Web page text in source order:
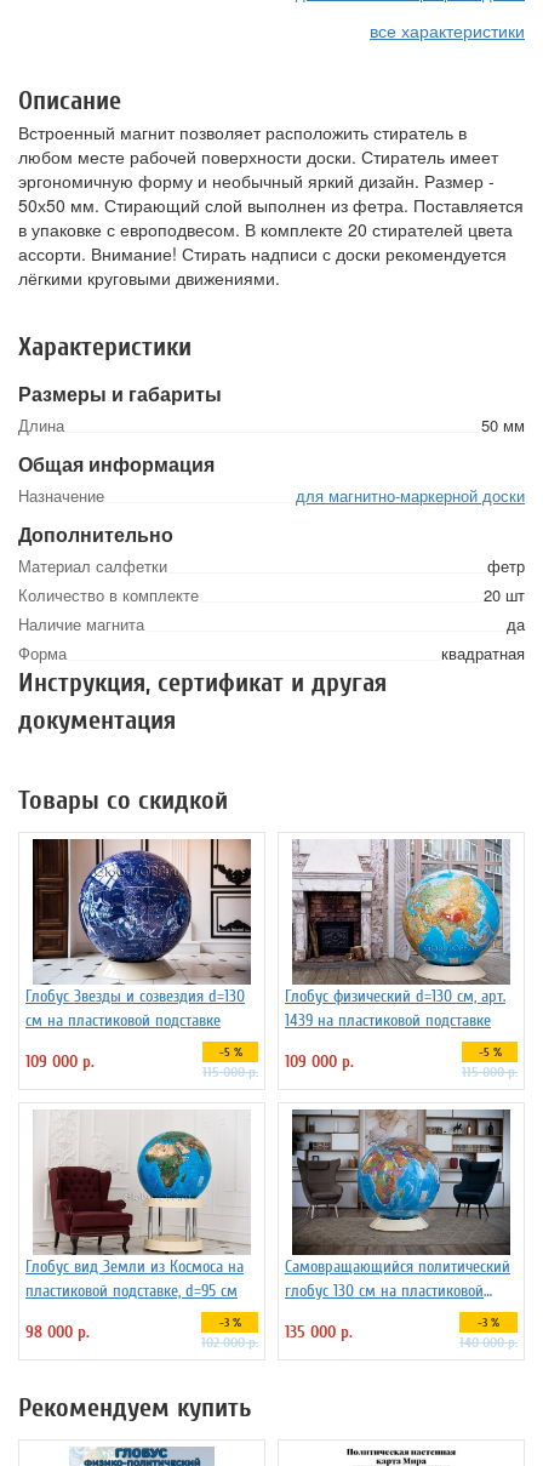
все характеристики
Описание
Встроенный магнит позволяет расположить стиратель в
любом месте рабочей поверхности доски. Стиратель имеет
эргономичную форму и необычный яркий дизайн. Размер -
50х50 мм. Стирающий слой выполнен из фетра. Поставляется
в упаковке с европодвесом. В комплекте 20 стирателей цвета
ассорти. Внимание! Стирать надписи с доски рекомендуется
лёгкими круговыми движениями.
Характеристики
Размеры и габариты
Длина 50 мм
Общая информация
Назначение для магнитно-маркерной доски
Дополнительно
Материал салфетки
фетр
Количество в комплекте
20 шт
Наличие магнита
да
Форма
квадратная
Инструкция, сертификат и другая
документация
Товары со скидкой
Глобус Звезды и созвездия d=130
см на пластиковой подставке
109 000 р.
-5 %
115 000 р.
Глобус физический d=130 см, арт.
1439 на пластиковой подставке
109 000 р.
-5 %
115 000 р.
Глобус вид Земли из Космоса на
пластиковой подставке, d=95 см
98 000 р.
-3 %
102 000 р.
Самовращающийся политический
глобус 130 см на пластиковой
135 000 р. -3 %
140 000 р.
Рекомендуем купить